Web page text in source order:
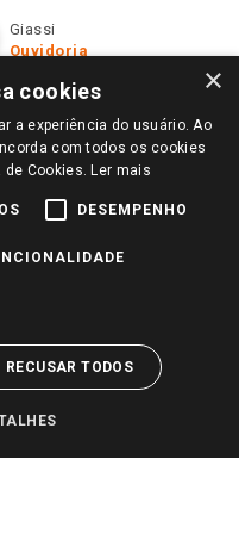
Giassi
Ouvidoria
×
cookies
a experiência do usuário. Ao
com todos os cookies
Cookies. Ler mais
DESEMPENHO
RECUSAR TODOS